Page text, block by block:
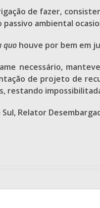
de fazer,
passivo ambiental
quo houve por bem em
necessário,
de projeto de
Relator